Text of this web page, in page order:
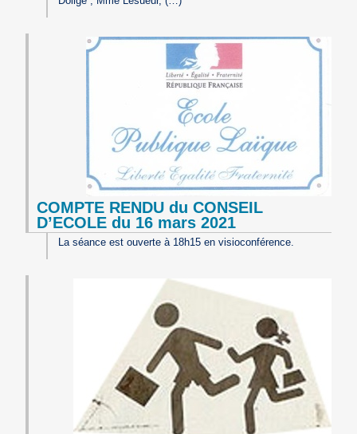
COMPTE RENDU du CONSEIL
D’ECOLE du 16 mars 2021
La séance est ouverte à 18h15 en visioconférence.